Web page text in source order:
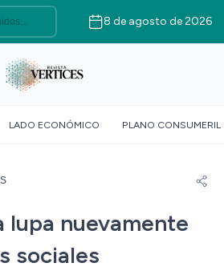
8 de agosto de 2026
LADO ECONÓMICO PLANO CONSUMERIL
lupa nuevamente
sociales